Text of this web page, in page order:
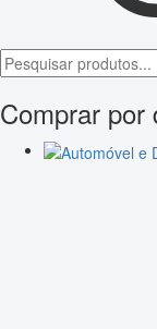
Comprar por